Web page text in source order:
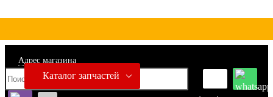
Адрес магазина
Каталог запчастей